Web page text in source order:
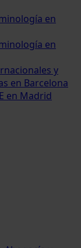
en
en
y
en Barcelona
en Madrid